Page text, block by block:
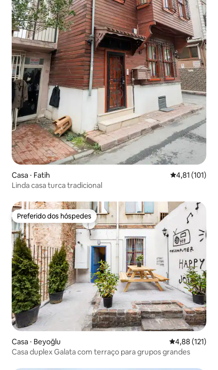
Casa ⋅ Fatih 4,81 de uma
4,81 (101)
Linda casa turca tradicional
Preferido dos hóspedes
Preferido dos hóspedes
Casa ⋅ Beyoğlu 4,88 de uma
4,88 (121)
Casa duplex Galata com terraço para grupos grandes